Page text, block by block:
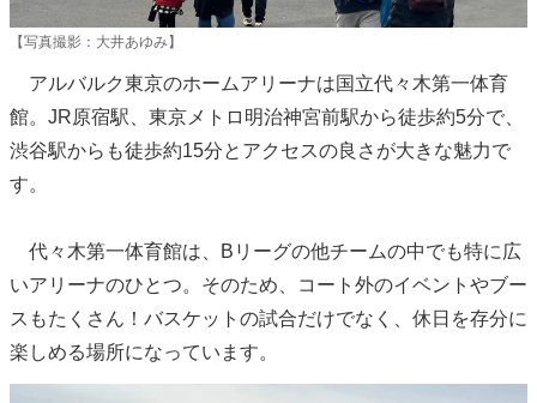
【写真撮影：大井あゆみ】
アルバルク東京のホームアリーナは国立代々木第一体育
館。JR原宿駅、東京メトロ明治神宮前駅から徒歩約5分で、
渋谷駅からも徒歩約15分とアクセスの良さが大きな魅力で
す。
代々木第一体育館は、Bリーグの他チームの中でも特に広
いアリーナのひとつ。そのため、コート外のイベントやブー
スもたくさん！バスケットの試合だけでなく、休日を存分に
楽しめる場所になっています。